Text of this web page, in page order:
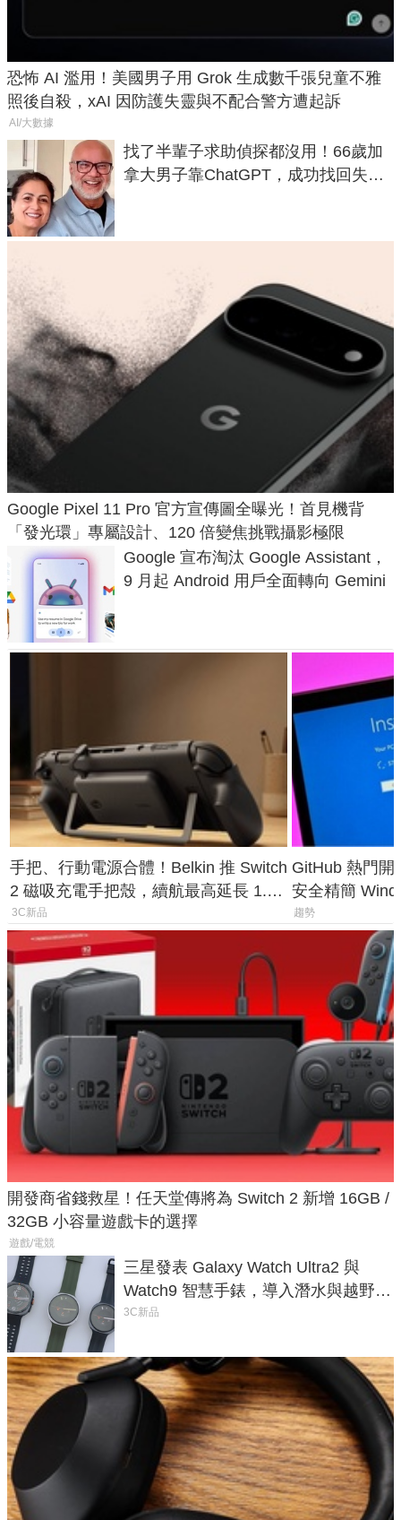
恐怖 AI 濫用！美國男子用 Grok 生成數千張兒童不雅
照後自殺，xAI 因防護失靈與不配合警方遭起訴
AI/大數據
找了半輩子求助偵探都沒用！66歲加
拿大男子靠ChatGPT，成功找回失散
Google Pixel 11 Pro 官方宣傳圖全曝光！首見機背
「發光環」專屬設計、120 倍變焦挑戰攝影極限
Google 宣布淘汰 Google Assistant，
9 月起 Android 用戶全面轉向 Gemini
手把、行動電源合體！Belkin 推 Switch
2 磁吸充電手把殼，續航最高延長 1.5
倍
3C新品
GitHub 熱門開
安全精簡
後台追蹤
趨勢
開發商省錢救星！任天堂傳將為 Switch 2 新增 16GB /
32GB 小容量遊戲卡的選擇
遊戲/電競
三星發表 Galaxy Watch Ultra2 與
Watch9 智慧手錶，導入潛水與越野跑
導航功能
3C新品